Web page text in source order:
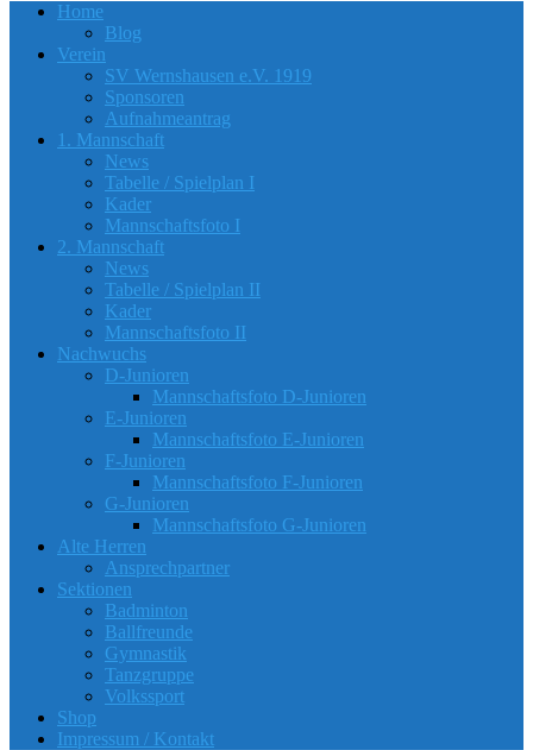
Home
Blog
Verein
SV Wernshausen e.V. 1919
Sponsoren
Aufnahmeantrag
1. Mannschaft
News
Tabelle / Spielplan I
Kader
Mannschaftsfoto I
2. Mannschaft
News
Tabelle / Spielplan II
Kader
Mannschaftsfoto II
Nachwuchs
D-Junioren
Mannschaftsfoto D-Junioren
E-Junioren
Mannschaftsfoto E-Junioren
F-Junioren
Mannschaftsfoto F-Junioren
G-Junioren
Mannschaftsfoto G-Junioren
Alte Herren
Ansprechpartner
Sektionen
Badminton
Ballfreunde
Gymnastik
Tanzgruppe
Volkssport
Shop
Impressum / Kontakt